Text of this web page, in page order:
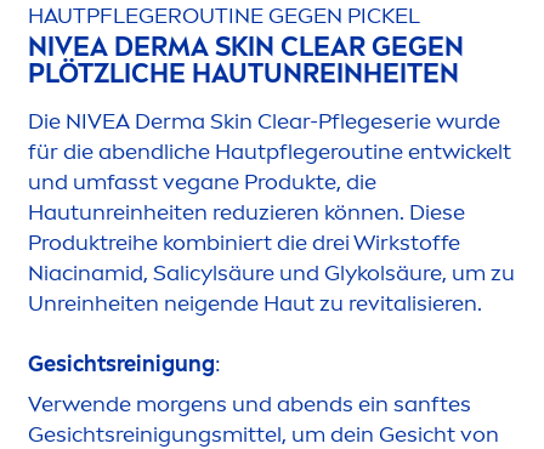
HAUTPFLEGEROUTINE GEGEN PICKEL
NIVEA DERMASKIN CLEAR GEGEN
PLÖTZLICHE HAUTUNREINHEITEN
Die NIVEA Derma Skin Clear-Pflegeserie wurde
für die abendliche Hautpflegeroutine entwickelt
und umfasst vegane Produkte, die
Hautunreinheiten reduzieren können. Diese
Produktreihe kombiniert die drei Wirkstoffe
Niacinamid, Salicylsäure und Glykolsäure, um zu
Unreinheiten neigende Haut zu revitalisieren.
Gesichtsreinigung:
Verwende morgens und abends ein sanftes
Gesichtsreinigungsmittel, um dein Gesicht von